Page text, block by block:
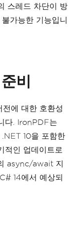
스레드 차단이 방
가능한 기능입니
비
에 대한 호환성
다. IronPDF는
10을 포함한
적인 업데이트로
async/await 지
14에서 예상되